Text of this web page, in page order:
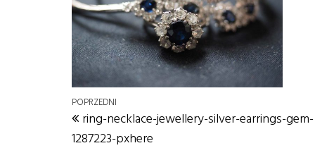
Nawigacja wpisu
Poprzedni wpis
POPRZEDNI
ring-necklace-jewellery-silver-earrings-gem-
1287223-pxhere